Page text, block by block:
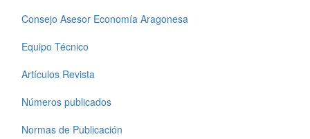
Consejo Asesor Economía Aragonesa
Equipo Técnico
Artículos Revista
Números publicados
Normas de Publicación